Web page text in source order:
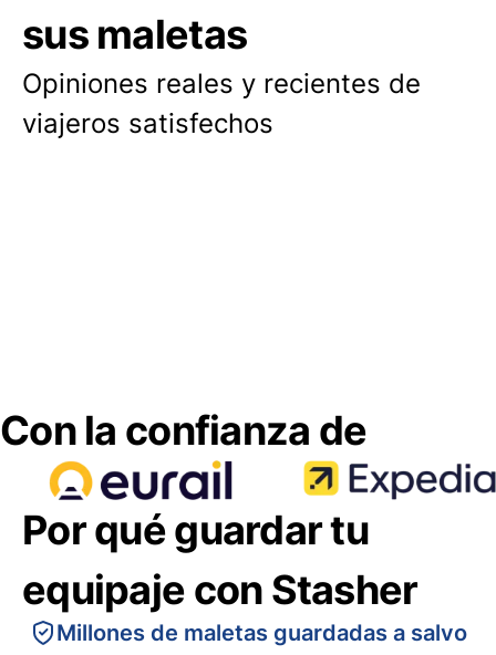
sus maletas
Opiniones reales y recientes de
viajeros satisfechos
Con la confianza de
Por qué guardar tu
equipaje con Stasher
Millones de maletas guardadas a salvo